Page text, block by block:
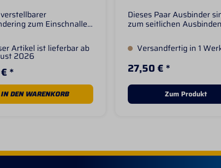
zum Einschnallen
erhältlich. Material:
Artikel ist lieferbar ab
2026
*
IN DEN WARENKORB
Dieses Paar Ausbinder
zum seitlichen Ausbinden
ausgestattet mit
Enden aus doppeltem
einfach durch Schnallen
befinden sich
zum Einhaken in die
Versandfertig in 1
27,50 € *
Zum Produkt